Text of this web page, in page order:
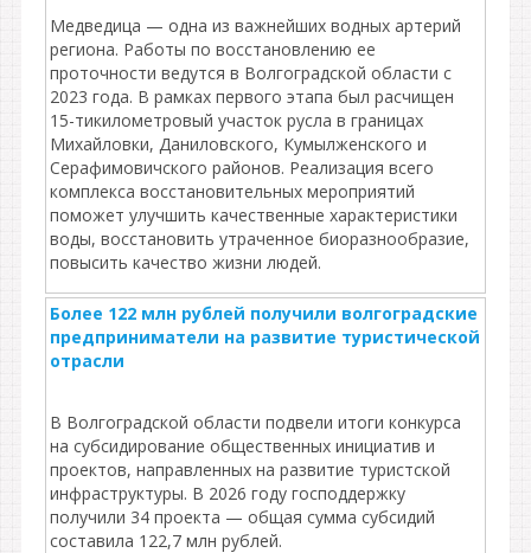
Медведица — одна из важнейших водных артерий
региона. Работы по восстановлению ее
проточности ведутся в Волгоградской области с
2023 года. В рамках первого этапа был расчищен
15-тикилометровый участок русла в границах
Михайловки, Даниловского, Кумылженского и
Серафимовичского районов. Реализация всего
комплекса восстановительных мероприятий
поможет улучшить качественные характеристики
воды, восстановить утраченное биоразнообразие,
повысить качество жизни людей.
Более 122 млн рублей получили волгоградские
предприниматели на развитие туристической
отрасли
В Волгоградской области подвели итоги конкурса
на субсидирование общественных инициатив и
проектов, направленных на развитие туристской
инфраструктуры. В 2026 году господдержку
получили 34 проекта — общая сумма субсидий
составила 122,7 млн рублей.